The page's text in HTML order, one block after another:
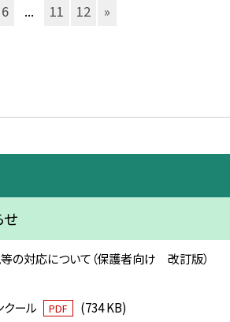
6 ... 11 12 »
の対応について（保護者向け 改訂版）
クール
PDF
(734 KB)